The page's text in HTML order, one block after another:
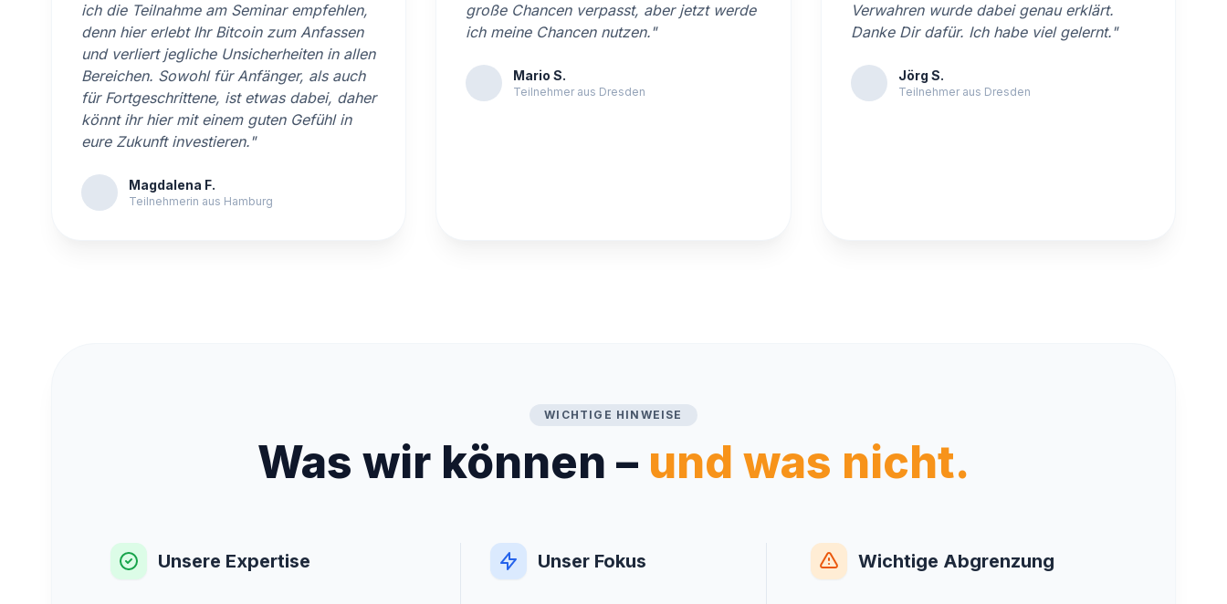
ich die Teilnahme am Seminar empfehlen,
denn hier erlebt Ihr Bitcoin zum Anfassen
und verliert jegliche Unsicherheiten in allen
Bereichen. Sowohl für Anfänger, als auch
für Fortgeschrittene, ist etwas dabei, daher
könnt ihr hier mit einem guten Gefühl in
eure Zukunft investieren."
Magdalena F.
Teilnehmerin aus Hamburg
große Chancen verpasst, aber jetzt werde
ich meine Chancen nutzen."
Mario S.
Teilnehmer aus Dresden
Verwahren wurde dabei genau erklärt.
Danke Dir dafür. Ich habe viel gelernt."
Jörg S.
Teilnehmer aus Dresden
WICHTIGE HINWEISE
Was wir können – und was nicht.
Unsere Expertise Unser Fokus Wichtige Abgrenzung